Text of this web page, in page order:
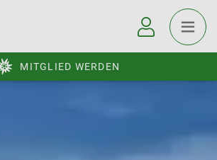
MITGLIED WERDEN